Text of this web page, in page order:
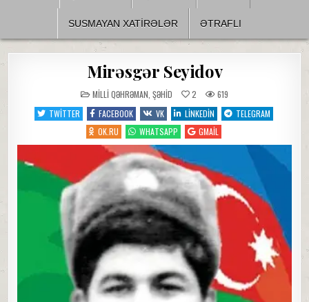
SUSMAYAN XATİRƏLƏR ƏTRAFLI
Mirəsgər Seyidov
POSTED
IN
MILLI QƏHRƏMAN ŞƏHID 2
619
TWITTER
FACEBOOK VK LINKEDIN
TELEGRAM
OK.RU
WHATSAPP GMAIL